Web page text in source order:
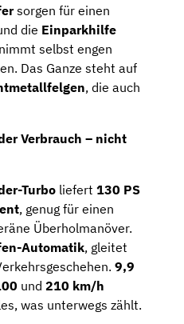
sorgen für einen
die Einparkhilfe
nimmt selbst engen
Das Ganze steht auf
, die auch
Verbrauch – nicht
Turbo liefert 130 PS
, genug für einen
Überholmanöver.
Automatik, gleitet
9,9
und 210 km/h
was unterwegs zählt.